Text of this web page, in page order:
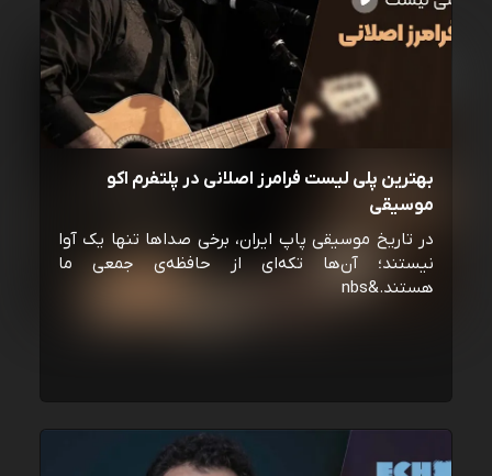
بهترین پلی لیست فرامرز اصلانی در پلتفرم اکو
موسیقی
در تاریخ موسیقی پاپ ایران، برخی صداها تنها یک آوا
نیستند؛ آن‌ها تکه‌ای از حافظه‌ی جمعی ما
هستند.&nbs